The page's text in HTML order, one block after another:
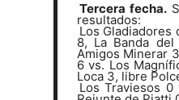
Tercera fecha.
resultados:
Los Gladiadores
8, La Banda
Amigos Minerar
6 vs. Los
Loca 3, libre
Los Traviesos